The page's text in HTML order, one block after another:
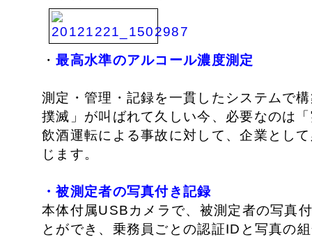
・最高水準のアルコール濃度測定
測定・管理・記録を一貫したシステムで
撲滅」が叫ばれて久しい今、必要なのは
飲酒運転による事故に対して、企業とし
じます。
・被測定者の写真付き記録
本体付属USBカメラで、被測定者の写真
とができ、乗務員ごとの認証IDと写真の